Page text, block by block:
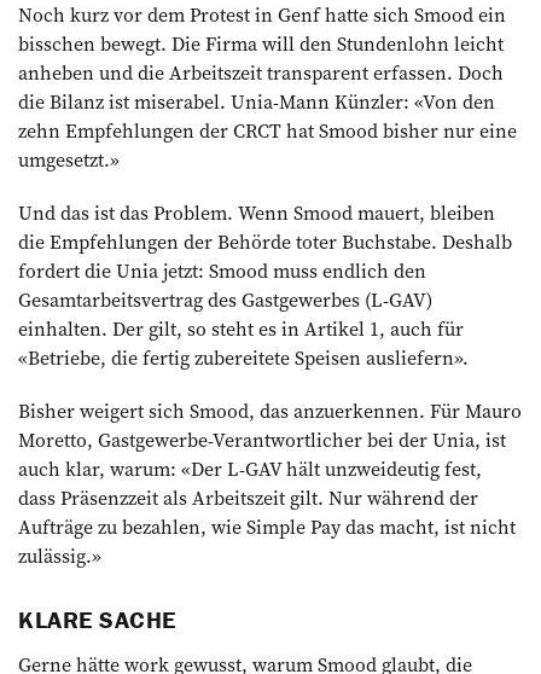
Noch kurz vor dem Protest in Genf hatte sich Smood ein
bisschen bewegt. Die Firma will den Stundenlohn leicht
anheben und die Arbeitszeit transparent erfassen. Doch
die Bilanz ist miserabel. Unia-Mann Künzler: «Von den
zehn Empfehlungen der CRCT hat Smood bisher nur eine
umgesetzt.»
Und das ist das Problem. Wenn Smood mauert, bleiben
die Empfehlungen der Behörde toter Buchstabe. Deshalb
fordert die Unia jetzt: Smood muss endlich den
Gesamtarbeitsvertrag des Gastgewerbes (L-GAV)
einhalten. Der gilt, so steht es in Artikel 1, auch für
«Betriebe, die fertig zubereitete Speisen ausliefern».
Bisher weigert sich Smood, das anzuerkennen. Für Mauro
Moretto, Gastgewerbe-Verantwortlicher bei der Unia, ist
auch klar, warum: «Der L-GAV hält unzweideutig fest,
dass Präsenzzeit als Arbeitszeit gilt. Nur während der
Aufträge zu bezahlen, wie Simple Pay das macht, ist nicht
zulässig.»
KLARE SACHE
Gerne hätte work gewusst, warum Smood glaubt, die